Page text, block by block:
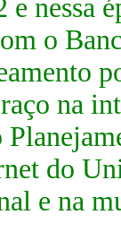
nessa
o
na
do
e na